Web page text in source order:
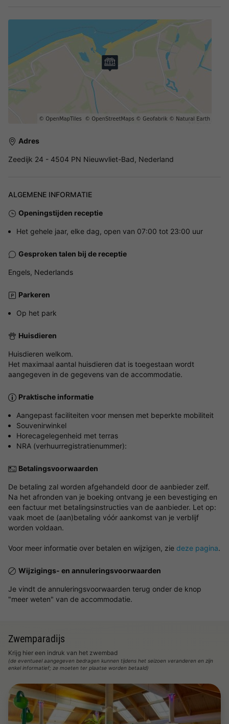
Adres
Zeedijk 24 - 4504 PN Nieuwvliet-Bad, Nederland
ALGEMENE INFORMATIE
Openingstijden receptie
Het gehele jaar, elke dag, open van 07:00 tot 23:00 uur
Gesproken talen bij de receptie
Engels, Nederlands
Parkeren
Op het park
Huisdieren
Huisdieren welkom.
Het maximaal aantal huisdieren dat is toegestaan wordt
aangegeven in de gegevens van de accommodatie.
Praktische informatie
Aangepast faciliteiten voor mensen met beperkte mobiliteit
Souvenirwinkel
Horecagelegenheid met terras
NRA (verhuurregistratienummer):
Betalingsvoorwaarden
De betaling zal worden afgehandeld door de aanbieder zelf.
Na het afronden van je boeking ontvang je een bevestiging en
een factuur met betalingsinstructies van de aanbieder. Let op:
vaak moet de (aan)betaling vóór aankomst van je verblijf
worden voldaan.
Voor meer informatie over betalen en wijzigen, zie deze pagina.
Wijzigings- en annuleringsvoorwaarden
Je vindt de annuleringsvoorwaarden terug onder de knop
"meer weten" van de accommodatie.
Zwemparadijs
Krijg hier een indruk van het zwembad
(de eventueel aangegeven bedragen kunnen tijdens het seizoen veranderen en zijn
enkel informatief; ze moeten ter plaatse worden betaald)